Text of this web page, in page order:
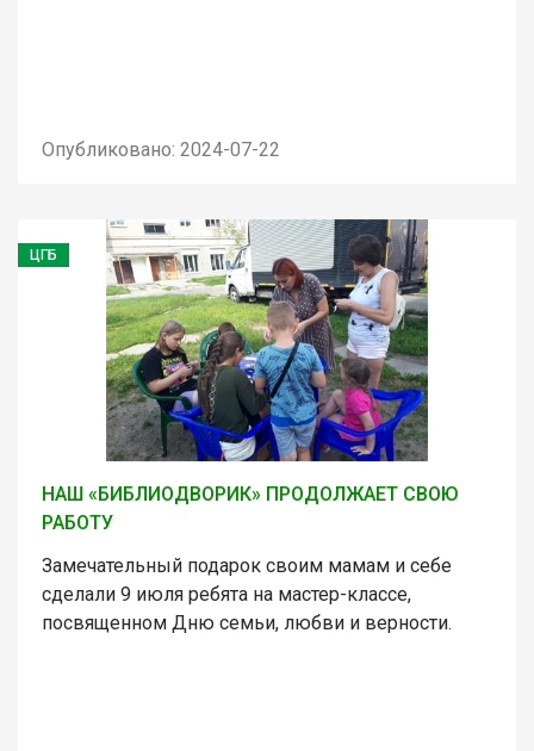
Опубликовано: 2024-07-22
ЦГБ
НАШ «БИБЛИОДВОРИК» ПРОДОЛЖАЕТ СВОЮ
РАБОТУ
Замечательный подарок своим мамам и себе
сделали 9 июля ребята на мастер-классе,
посвященном Дню семьи, любви и верности.